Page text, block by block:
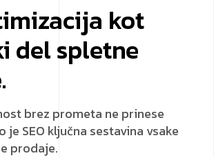
kot
del spletne
brez prometa ne prinese
SEO ključna sestavina vsake
prodaje.